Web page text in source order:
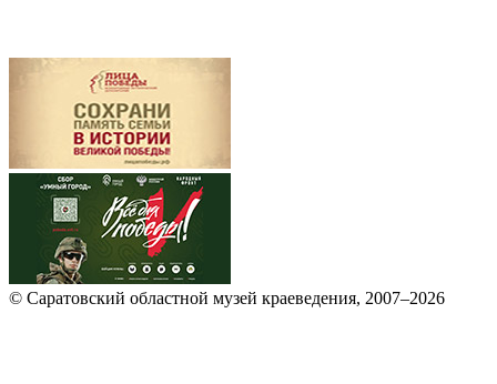
© Саратовский областной музей краеведения, 2007–2026